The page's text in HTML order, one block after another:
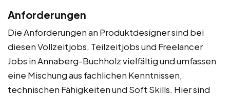
Anforderungen
Die Anforderungen an Produktdesigner sind bei
diesen Vollzeitjobs, Teilzeitjobs und Freelancer
Jobs in Annaberg-Buchholz vielfältig und umfassen
eine Mischung aus fachlichen Kenntnissen,
technischen Fähigkeiten und Soft Skills. Hier sind